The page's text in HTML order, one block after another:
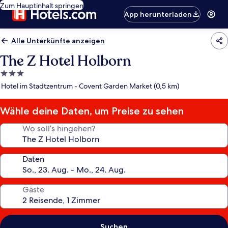
Zum Hauptinhalt springen
App herunterladen
Alle Unterkünfte anzeigen
The Z Hotel Holborn
3.0-
Sterne-
Hotel im Stadtzentrum - Covent Garden Market (0,5 km)
Wähle deine Daten, um Preise zu sehen
Wo soll’s hingehen?
Daten
Gäste